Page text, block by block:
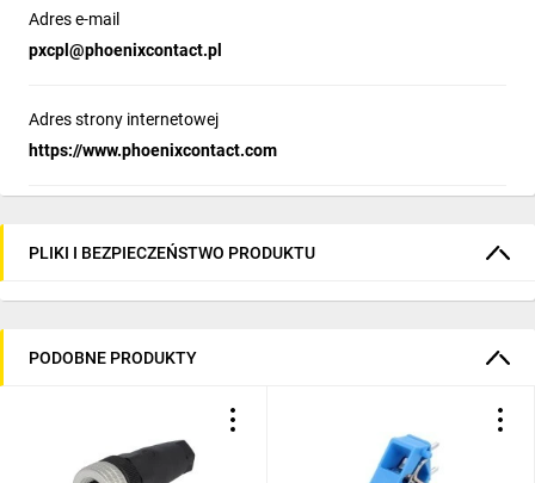
Adres e-mail
pxcpl@phoenixcontact.pl
Adres strony internetowej
https://www.phoenixcontact.com
PLIKI I BEZPIECZEŃSTWO PRODUKTU
PODOBNE PRODUKTY